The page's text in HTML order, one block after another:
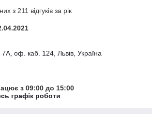
з 211 відгуків за рік
оф. каб. 124, Львів, Україна
з 09:00 до 15:00
графік роботи